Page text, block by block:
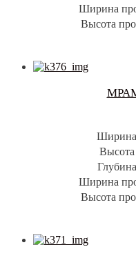
Ширина
Высота
Ширина
Высота
Глубина
Ширина
Высота